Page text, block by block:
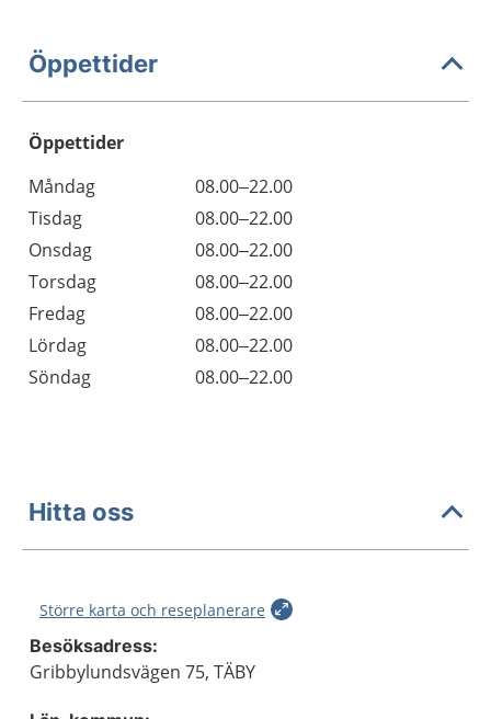
Öppettider
Öppettider
Dag
Öppettider
Kommentarer
Måndag
08.00–22.00
Tisdag
08.00–22.00
Onsdag
08.00–22.00
Torsdag
08.00–22.00
Fredag
08.00–22.00
Lördag
08.00–22.00
Söndag
08.00–22.00
Hitta oss
Större karta och reseplanerare
Besöksadress:
Gribbylundsvägen 75, TÄBY